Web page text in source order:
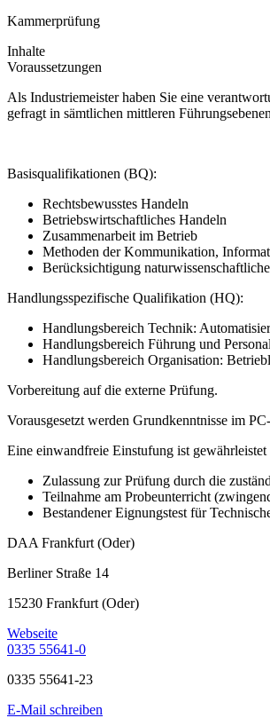
Kammerprüfung
Inhalte
Voraussetzungen
Als Industriemeister haben Sie eine
gefragt in sämtlichen mittleren
Basisqualifikationen (BQ):
Rechtsbewusstes Handeln
Betriebswirtschaftliches Handeln
Zusammenarbeit im Betrieb
Methoden der Kommunikation,
Berücksichtigung
Handlungsspezifische Qualifikation (HQ):
Handlungsbereich Technik:
Handlungsbereich Führung und
Handlungsbereich Organisation:
Vorbereitung auf die externe Prüfung.
Vorausgesetzt werden Grundkenntnisse im
Eine einwandfreie Einstufung ist gewährleistet
Zulassung zur Prüfung durch die
Teilnahme am Probeunterricht
Bestandener Eignungstest für
DAA Frankfurt (Oder)
Berliner Straße 14
15230 Frankfurt (Oder)
Webseite
0335 55641-0
0335 55641-23
E-Mail schreiben